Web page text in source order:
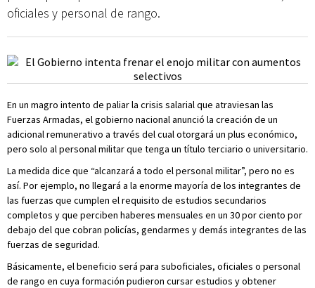
oficiales y personal de rango.
En un magro intento de paliar la crisis salarial que atraviesan las
Fuerzas Armadas, el gobierno nacional anunció la creación de un
adicional remunerativo a través del cual otorgará un plus económico,
pero solo al personal militar que tenga un título terciario o universitario.
La medida dice que “alcanzará a todo el personal militar”, pero no es
así. Por ejemplo, no llegará a la enorme mayoría de los integrantes de
las fuerzas que cumplen el requisito de estudios secundarios
completos y que perciben haberes mensuales en un 30 por ciento por
debajo del que cobran policías, gendarmes y demás integrantes de las
fuerzas de seguridad.
Básicamente, el beneficio será para suboficiales, oficiales o personal
de rango en cuya formación pudieron cursar estudios y obtener